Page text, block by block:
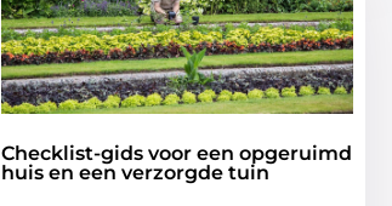
Checklist-gids voor een opgeruimd
huis en een verzorgde tuin